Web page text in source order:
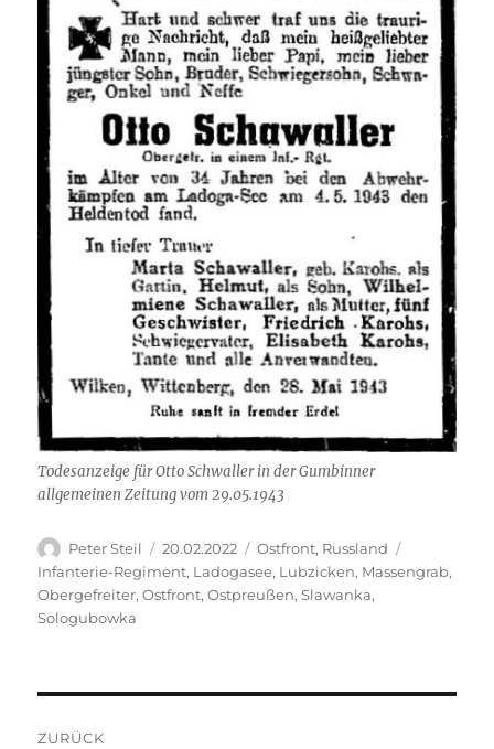
Todesanzeige für Otto Schwaller in der Gumbinner
allgemeinen Zeitung vom 29.05.1943
Autor
Peter Steil
Veröffentlicht
am
20.02.2022 Kategorien
Ostfront, Russland
Infanterie-Regiment, Ladogasee, Lubzicken, Massengrab,
Obergefreiter,Ostfront,Ostpreußen,Slawanka,
Sologubowka
ZURÜCK